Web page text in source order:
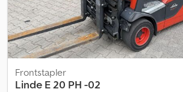
Frontstapler
Linde E 20 PH -02